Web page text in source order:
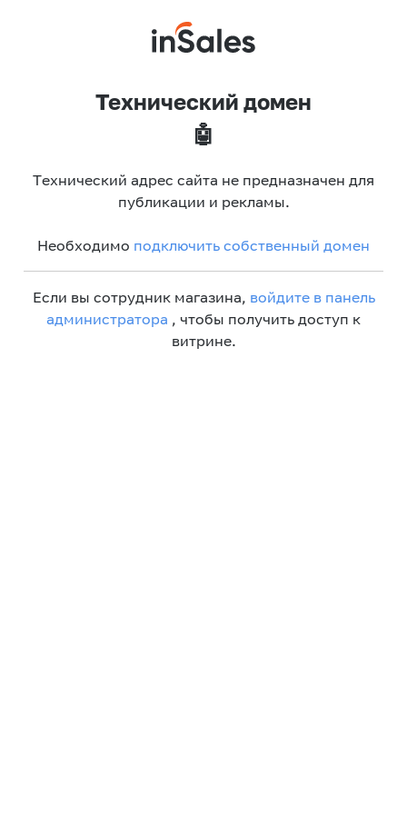
Технический домен
🤖
Технический адрес сайта не предназначен для
публикации и рекламы.
Необходимо подключить собственный домен
Если вы сотрудник магазина, войдите в панель
администратора , чтобы получить доступ к
витрине.